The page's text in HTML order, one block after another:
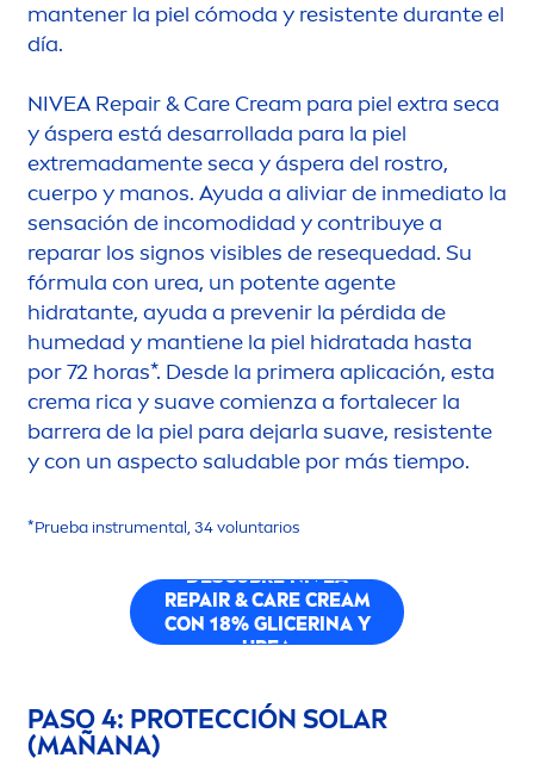
mantener la piel cómoda y resistente durante el
día.
NIVEA Repair&Care Cream para piel extra seca
y áspera está desarrollada para la piel
extremadamente seca y áspera del rostro,
cuerpo y manos. Ayuda a aliviar de inmediato la
sensación de incomodidad y contribuye a
reparar los signos visibles de resequedad. Su
fórmula con urea, un potente agente
hidratante, ayuda a prevenir la pérdida de
humedad y mantiene la piel hidratada hasta
por 72 horas*. Desde la primera aplicación, esta
crema rica y suave comienza a fortalecer la
barrera de la piel para dejarla suave, resistente
y con un aspecto saludable por más tiempo.
*Prueba instrumental, 34 voluntarios
DESCUBRENIVEA
REPAIR&CARECREAM
CON 18% GLICERINA Y
UREA
PASO 4: PROTECCIÓN SOLAR
(MAÑANA)